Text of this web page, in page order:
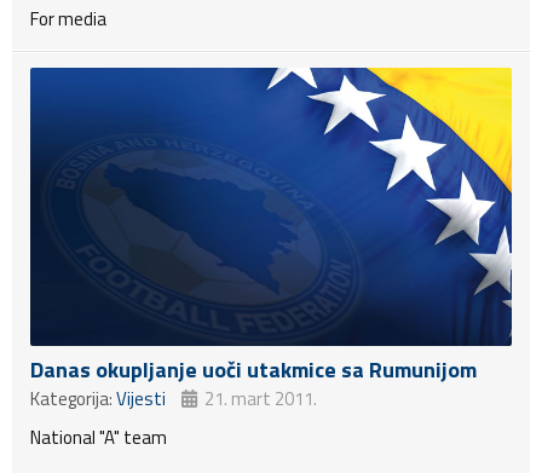
For media
Danas okupljanje uoči utakmice sa Rumunijom
Kategorija:Vijesti
21. mart 2011.
National "A" team